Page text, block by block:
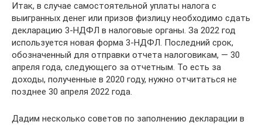
Итак, в случае самостоятельной уплаты налога с
выигранных денег или призов физлицу необходимо сдать
декларацию 3-НДФЛ в налоговые органы. За 2022 год
используется новая форма 3-НДФЛ. Последний срок,
обозначенный для отправки отчета налоговикам, — 30
апреля года, следующего за отчетным. То есть за
доходы, полученные в 2020 году, нужно отчитаться не
позднее 30 апреля 2022 года.
Дадим несколько советов по заполнению декларации в